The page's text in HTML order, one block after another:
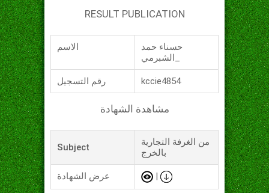
RESULT PUBLICATION
الاسم
حسناء حمد
رقم التسجيل kccie4854
مشاهدة الشهادة
Subject
من الغرفة التجارية
بالخرج
عرض الشهادة